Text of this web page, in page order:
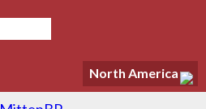
North America